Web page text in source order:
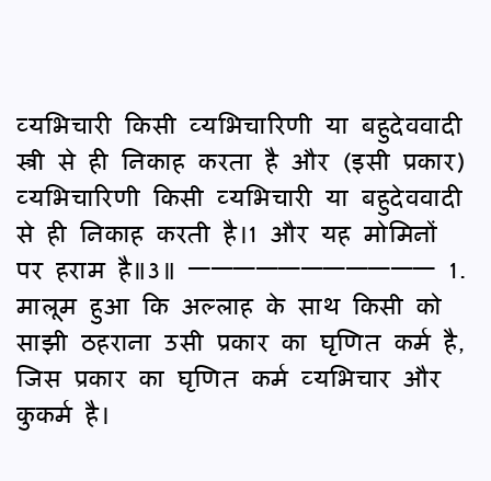
व्यभिचारी किसी व्यभिचारिणी या बहुदेववादी
स्त्री से ही निकाह करता है और (इसी प्रकार)
व्यभिचारिणी किसी व्यभिचारी या बहुदेववादी
से ही निकाह करती है।1 और यह मोमिनों
पर हराम है॥3॥ ——————————— 1.
मालूम हुआ कि अल्लाह के साथ किसी को
साझी ठहराना उसी प्रकार का घृणित कर्म है,
जिस प्रकार का घृणित कर्म व्यभिचार और
कुकर्म है।